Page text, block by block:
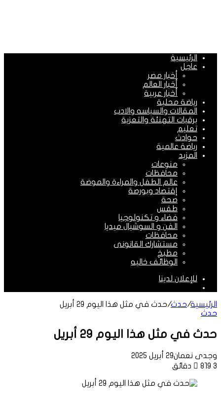
الرئيسية
عاجل
أخبار مصر
أخبار العالم
أخبار عربية
رياضة محلية
المقالات والسياسه والادب
برقيات التهنئة والتعزية
تعليم
حوادث
رياضة عالمية
المزيد
منوعات
محافظات
عالم الطفل والمراءة والموضة
إقتصاد وبورصة
صحة
طقس
فضاء و تكنولوجيا
الفن و السوشيال ميديا
محافظات
مستشارك القانونى
مطبخ
الوظائف خاليه
للإعلان لدينا
الرئيسية/حدث/حدث في مثل هذا اليوم 29 أبريل
حدث
حدث في مثل هذا اليوم 29 أبريل
وجدى نعمان29 أبريل 2025
819 3 دقائق